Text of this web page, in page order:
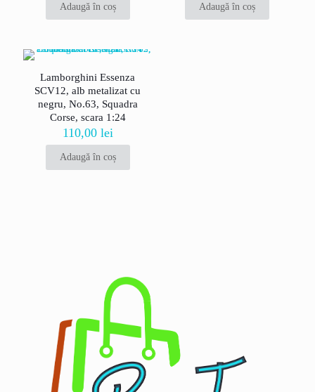
Adaugă în coș Adaugă în coș
Lamborghini Essenza
SCV12, alb metalizat cu
negru, No.63, Squadra
Corse, scara 1:24
110,00 lei
Adaugă în coș